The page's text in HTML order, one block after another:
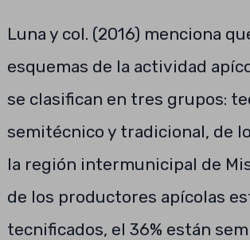
Luna y col. (2016) menciona
esquemas de la actividad
se clasifican en tres grupos:
semitécnico y tradicional, de
la región intermunicipal de
de los productores apícolas
tecnificados, el 36% están